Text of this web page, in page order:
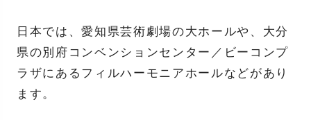
日本では、愛知県芸術劇場の大ホールや、大分
県の別府コンベンションセンター／ビーコンプ
ラザにあるフィルハーモニアホールなどがあり
ます。